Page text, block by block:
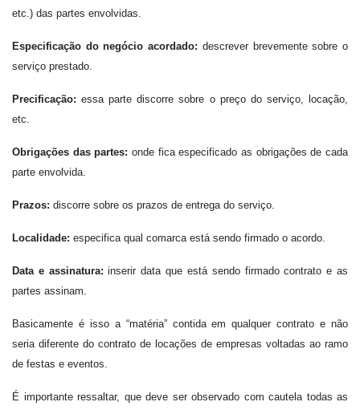
etc.) das partes envolvidas.
Especificação do negócio acordado: descrever brevemente sobre o
serviço prestado.
Precificação:essa parte discorre sobre o preço do serviço, locação,
etc.
Obrigações das partes: onde fica especificado as obrigações de cada
parte envolvida.
Prazos: discorre sobre os prazos de entrega do serviço.
Localidade: especifica qual comarca está sendo firmado o acordo.
Data e assinatura:inserir data que está sendo firmado contrato e as
partes assinam.
Basicamente é isso a “matéria” contida em qualquer contrato e não
seria diferente do contrato de locações de empresas voltadas ao ramo
de festas e eventos.
É importante ressaltar, que deve ser observado com cautela todas as